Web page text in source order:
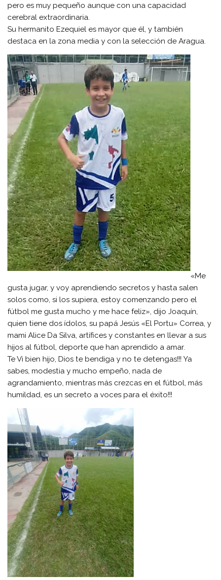
pero es muy pequeño aunque con una capacidad
cerebral extraordinaria.
Su hermanito Ezequiel es mayor que él, y también
destaca en la zona media y con la selección de Aragua.
«Me
gusta jugar, y voy aprendiendo secretos y hasta salen
solos como, si los supiera, estoy comenzando pero el
fútbol me gusta mucho y me hace feliz», dijo Joaquín,
quien tiene dos ídolos, su papá Jesús «El Portu» Correa, y
mami Alice Da Silva, artífices y constantes en llevar a sus
hijos al fútbol, deporte que han aprendido a amar.
Te Vi bien hijo, Dios te bendiga y no te detengas!!! Ya
sabes, modestia y mucho empeño, nada de
agrandamiento, mientras más crezcas en el fútbol, más
humildad, es un secreto a voces para el éxito!!!